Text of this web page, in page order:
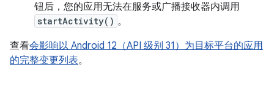
钮后，您的应用无法在服务或广播接收器内调用
startActivity() 。
查看会影响以 Android 12（API 级别 31）为目标平台的应用
的完整变更列表。